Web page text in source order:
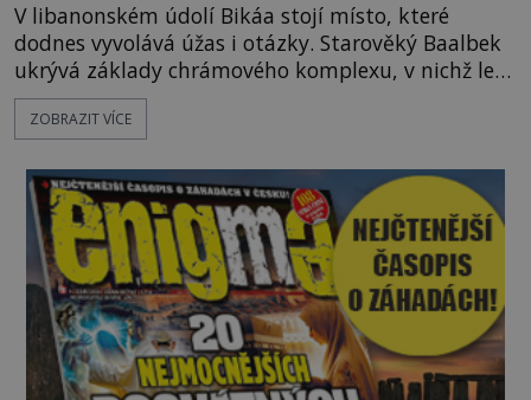
V libanonském údolí Bikáa stojí místo, které
dodnes vyvolává úžas i otázky. Starověký Baalbek
ukrývá základy chrámového komplexu, v nichž leží
kameny tak obrovské, že se zdá téměř nemožné je
přesunout. Některé bloky váží kolem tisíce tun,
kolosů dokonce odhadem až 1650 tun. Jak lidé bez
moderních strojů dokázali takové giganty vytesat,
dopravit a přesně u
ZOBRAZIT VÍCE